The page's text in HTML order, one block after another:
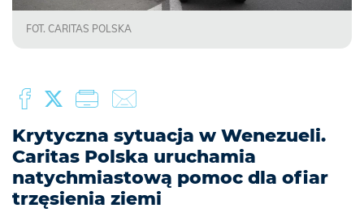
FOT. CARITAS POLSKA
Krytyczna sytuacja w Wenezueli.
Caritas Polska uruchamia
natychmiastową pomoc dla ofiar
trzęsienia ziemi